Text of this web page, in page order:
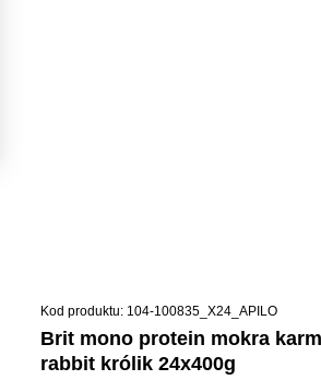
Kod produktu: 104-100835_X24_APILO
brit mono protein mokra karma dla psa
rabbit królik 24x400g